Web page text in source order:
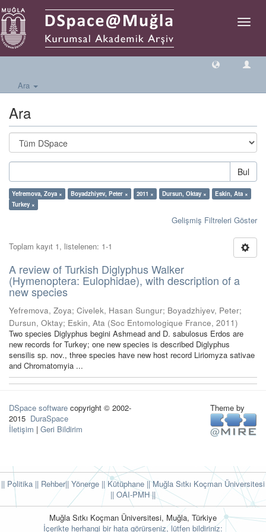
Geçiş
Ara
Ara
Bul
Yefremova, Zoya × Boyadzhiyev, Peter × 2011 × Dursun, Oktay ×
Eskin, Ata ×
Turkey ×
Gelişmiş Filtreleri Göster
Toplam kayıt 1, listelenen: 1-1
A review of Turkish Diglyphus Walker
(Hymenoptera: Eulophidae), with description of a
new species
Yefremova, Zoya; Civelek, Hasan Sungur; Boyadzhiyev, Peter;
Dursun, Oktay; Eskin, Ata (Soc Entomologique France, 2011)
Two species Diglyphus begini Ashmead and D. sabulosus Erdos are
new records for Turkey; one new species is described Diglyphus
sensilis sp. nov., three species have new host record Liriomyza sativae
and Chromatomyia ...
DSpace software copyright © 2002-
2015 DuraSpace
İletişim | Geri Bildirim
Theme by
|| Politika || Rehber|| Yönerge || Kütüphane || Muğla Sıtkı Koçman Üniversitesi
|| OAI-PMH ||
Muğla Sıtkı Koçman Üniversitesi, Muğla, Türkiye
İçerikte herhangi bir hata görürseniz, lütfen bildiriniz: